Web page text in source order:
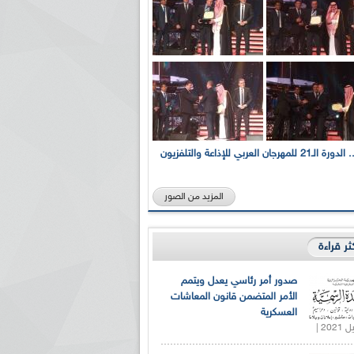
بالصور... الدورة الـ21 للمهرجان العربي للإذاعة والتلفزيون
المزيد من الصور
قراءة
صدور أمر رئاسي يعدل ويتمم
الأمر المتضمن قانون المعاشات
العسكرية